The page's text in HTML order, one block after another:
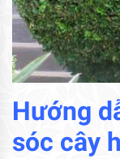
Hướng
sóc cây